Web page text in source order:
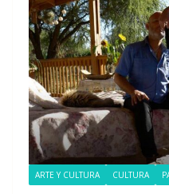
ARTE Y CULTURA CULTURA